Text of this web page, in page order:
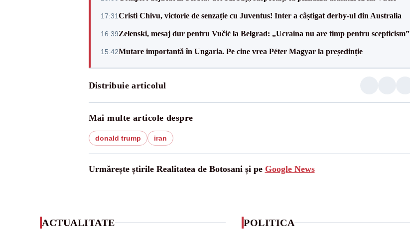
17:31Cristi Chivu, victorie de senzație cu Juventus! Inter a câștigat derby-ul din Australia
16:39Zelenski, mesaj dur pentru Vučić la Belgrad: „Ucraina nu are timp pentru scepticism”
15:42Mutare importantă în Ungaria. Pe cine vrea Péter Magyar la președinție
Distribuie articolul
Mai multe articole despre
donald trump iran
Urmărește știrile Realitatea de Botosani și pe Google News
ACTUALITATE POLITICA